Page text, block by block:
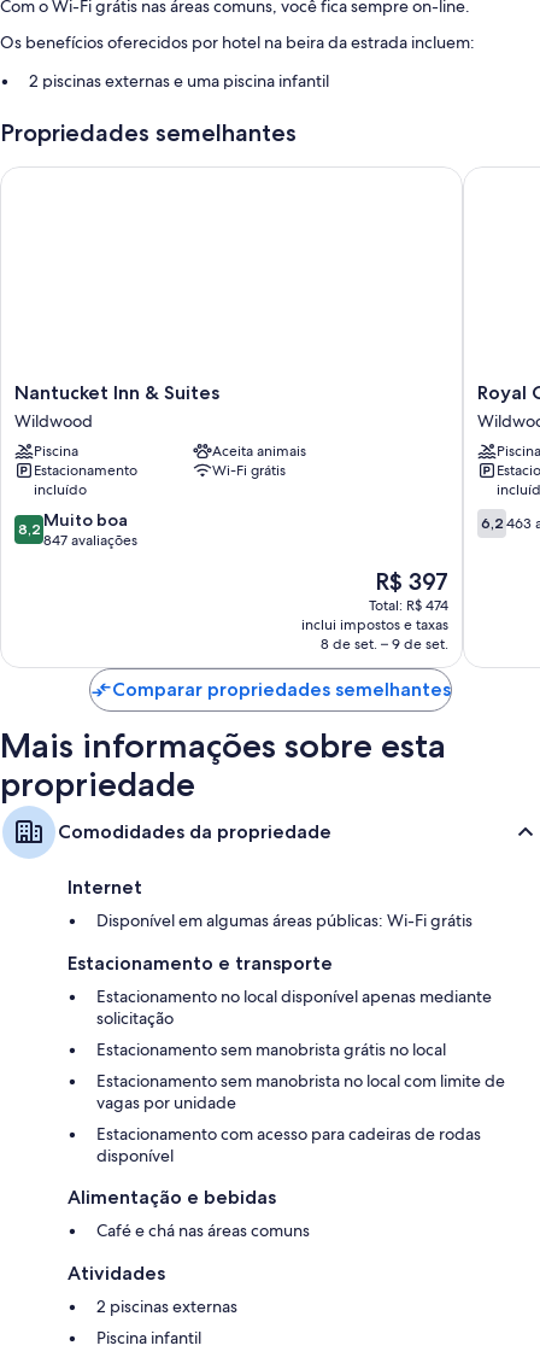
Com o Wi-Fi grátis nas áreas comuns, você fica sempre on-line.
Os benefícios oferecidos por hotel na beira da estrada incluem:
2 piscinas externas e uma piscina infantil
Recepção 24 horas, caixa eletrônico/serviços bancários e café/chá
no saguão
toalete grátis
TVs de 32 polegadas com canais digitais
Varanda ou pátio, áreas para refeições separadas e geladeiras
Propriedades semelhantes
Nantucket
Inn
&
Suites
Wildwood
Nantucket Inn & Suites
Wildwood
Piscina
Aceita animais
Estacionamento
incluído
Wi-Fi grátis
8.2
de
8,2 Muito boa
847 avaliações
O
preço
é
de
R$ 397
R$ 397
Total: R$ 474
inclui impostos e taxas
8 de set. – 9 de set.
Nantucket Inn & Suites
Royal
Court
Motel
Royal
Piscina
6.2
de
6,2 463
Royal
Comparar propriedades semelhantes
Mais informações sobre esta
propriedade
Comodidades da propriedade
Internet
Disponível em algumas áreas públicas: Wi-Fi grátis
Estacionamento e transporte
Estacionamento no local disponível apenas mediante
solicitação
Estacionamento sem manobrista grátis no local
Estacionamento sem manobrista no local com limite de
vagas por unidade
Estacionamento com acesso para cadeiras de rodas
disponível
Alimentação e bebidas
Café e chá nas áreas comuns
Atividades
2 piscinas externas
Piscina infantil